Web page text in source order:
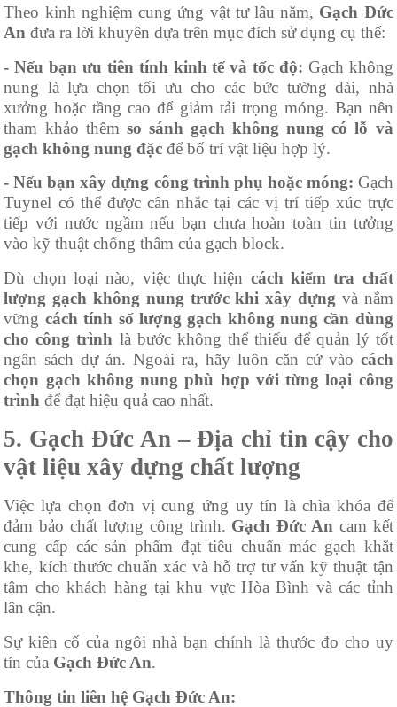
Theo kinh nghiệm cung ứng vật tư lâu năm, Gạch Đức
An đưa ra lời khuyên dựa trên mục đích sử dụng cụ thể:
- Nếu bạn ưu tiên tính kinh tế và tốc độ: Gạch không
nung là lựa chọn tối ưu cho các bức tường dài, nhà
xưởng hoặc tầng cao để giảm tải trọng móng. Bạn nên
tham khảo thêm so sánh gạch không nung có lỗ và
gạch không nung đặc để bố trí vật liệu hợp lý.
- Nếu bạn xây dựng công trình phụ hoặc móng: Gạch
Tuynel có thể được cân nhắc tại các vị trí tiếp xúc trực
tiếp với nước ngầm nếu bạn chưa hoàn toàn tin tưởng
vào kỹ thuật chống thấm của gạch block.
Dù chọn loại nào, việc thực hiện cách kiểm tra chất
lượng gạch không nung trước khi xây dựng và nắm
vững cách tính số lượng gạch không nung cần dùng
cho công trình là bước không thể thiếu để quản lý tốt
ngân sách dự án. Ngoài ra, hãy luôn căn cứ vào cách
chọn gạch không nung phù hợp với từng loại công
trình để đạt hiệu quả cao nhất.
5. Gạch Đức An – Địa chỉ tin cậy cho
vật liệu xây dựng chất lượng
Việc lựa chọn đơn vị cung ứng uy tín là chìa khóa để
đảm bảo chất lượng công trình. Gạch Đức An cam kết
cung cấp các sản phẩm đạt tiêu chuẩn mác gạch khắt
khe, kích thước chuẩn xác và hỗ trợ tư vấn kỹ thuật tận
tâm cho khách hàng tại khu vực Hòa Bình và các tỉnh
lân cận.
Sự kiên cố của ngôi nhà bạn chính là thước đo cho uy
tín của Gạch Đức An.
Thông tin liên hệ Gạch Đức An: